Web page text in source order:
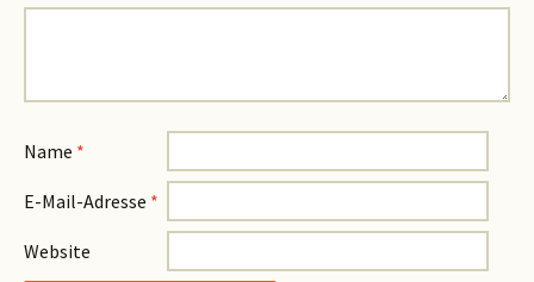
Name *
E-Mail-Adresse *
Website